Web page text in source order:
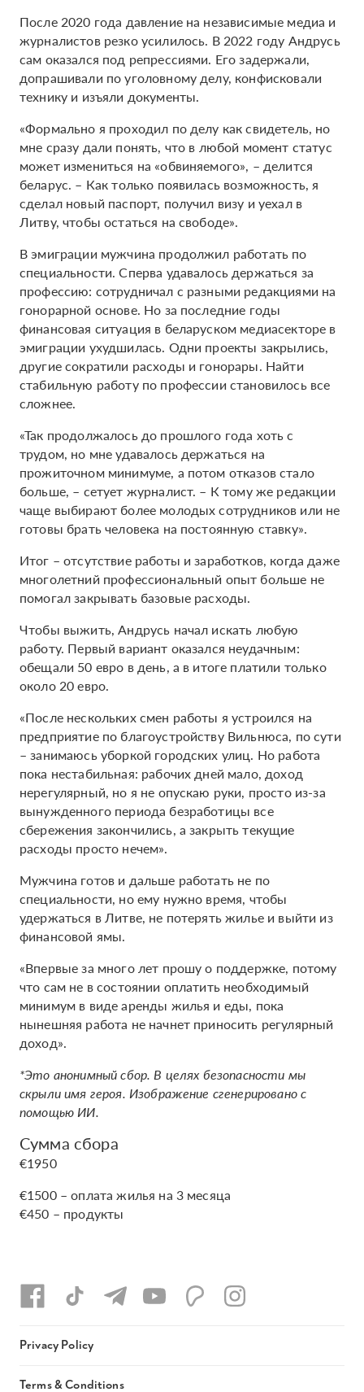
После 2020 года давление на независимые медиа и
журналистов резко усилилось. В 2022 году Андрусь
сам оказался под репрессиями. Его задержали,
допрашивали по уголовному делу, конфисковали
технику и изъяли документы.
«Формально я проходил по делу как свидетель, но
мне сразу дали понять, что в любой момент статус
может измениться на «обвиняемого», – делится
беларус. – Как только появилась возможность, я
сделал новый паспорт, получил визу и уехал в
Литву, чтобы остаться на свободе».
В эмиграции мужчина продолжил работать по
специальности. Сперва удавалось держаться за
профессию: сотрудничал с разными редакциями на
гонорарной основе. Но за последние годы
финансовая ситуация в беларуском медиасекторе в
эмиграции ухудшилась. Одни проекты закрылись,
другие сократили расходы и гонорары. Найти
стабильную работу по профессии становилось все
сложнее.
«Так продолжалось до прошлого года хоть с
трудом, но мне удавалось держаться на
прожиточном минимуме, а потом отказов стало
больше, – сетует журналист. – К тому же редакции
чаще выбирают более молодых сотрудников или не
готовы брать человека на постоянную ставку».
Итог – отсутствие работы и заработков, когда даже
многолетний профессиональный опыт больше не
помогал закрывать базовые расходы.
Чтобы выжить, Андрусь начал искать любую
работу. Первый вариант оказался неудачным:
обещали 50 евро в день, а в итоге платили только
около 20 евро.
«После нескольких смен работы я устроился на
предприятие по благоустройству Вильнюса, по сути
– занимаюсь уборкой городских улиц. Но работа
пока нестабильная: рабочих дней мало, доход
нерегулярный, но я не опускаю руки, просто из-за
вынужденного периода безработицы все
сбережения закончились, а закрыть текущие
расходы просто нечем».
Мужчина готов и дальше работать не по
специальности, но ему нужно время, чтобы
удержаться в Литве, не потерять жилье и выйти из
финансовой ямы.
«Впервые за много лет прошу о поддержке, потому
что сам не в состоянии оплатить необходимый
минимум в виде аренды жилья и еды, пока
нынешняя работа не начнет приносить регулярный
доход».
*Это анонимный сбор. В целях безопасности мы
скрыли имя героя. Изображение сгенерировано с
помощью ИИ.
Сумма сбора
€1950
€1500 – оплата жилья на 3 месяца
€450 – продукты
Privacy Policy
Terms & Conditions